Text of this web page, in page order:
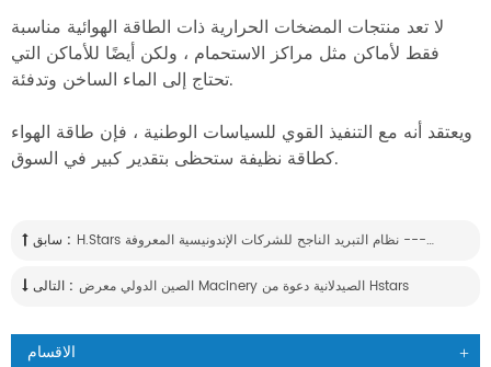
لا تعد منتجات المضخات الحرارية ذات الطاقة الهوائية مناسبة
فقط لأماكن مثل مراكز الاستحمام ، ولكن أيضًا للأماكن التي
تحتاج إلى الماء الساخن وتدفئة.
ويعتقد أنه مع التنفيذ القوي للسياسات الوطنية ، فإن طاقة الهواء
كطاقة نظيفة ستحظى بتقدير كبير في السوق.
سابق : H.stars غمرت المياه المبردة نوع المسمار مبرد ----- نظام التبريد الناجح للشركات الإندونيسية المعروفة
التالى : الصين الدولي معرض Macinery الصيدلانية دعوة من Hstars
الاقسام